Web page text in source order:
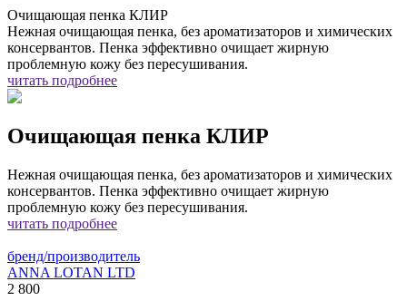
Очищающая пенка КЛИР
Нежная очищающая пенка, без ароматизаторов и химических
консервантов. Пенка эффективно очищает жирную
проблемную кожу без пересушивания.
читать подробнее
Очищающая пенка КЛИР
Нежная очищающая пенка, без ароматизаторов и химических
консервантов. Пенка эффективно очищает жирную
проблемную кожу без пересушивания.
читать подробнее
бренд/производитель
ANNA LOTAN LTD
2 800